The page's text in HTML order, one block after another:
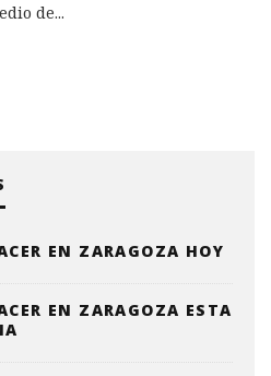
de...
EN ZARAGOZA HOY
EN ZARAGOZA ESTA